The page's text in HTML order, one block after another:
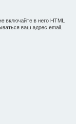
включайте в него HTML
ваш адрес email.